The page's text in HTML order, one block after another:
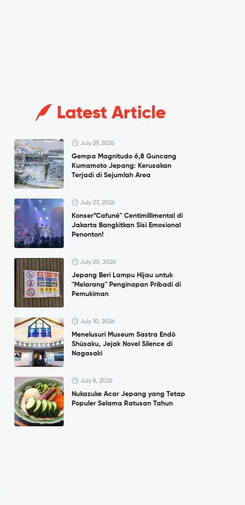
Latest Article
July 29, 2026
Gempa Magnitudo 6,8 Guncang
Kumamoto Jepang: Kerusakan
Terjadi di Sejumlah Area
July 23, 2026
Konser”Cafuné" Centimillimental di
Jakarta Bangkitkan Sisi Emosional
Penonton!
July 20, 2026
Jepang Beri Lampu Hijau untuk
"Melarang" Penginapan Pribadi di
Pemukiman
July 10, 2026
Menelusuri Museum Sastra Endō
Shūsaku, Jejak Novel Silence di
Nagasaki
July 8, 2026
Nukazuke Acar Jepang yang Tetap
Populer Selama Ratusan Tahun